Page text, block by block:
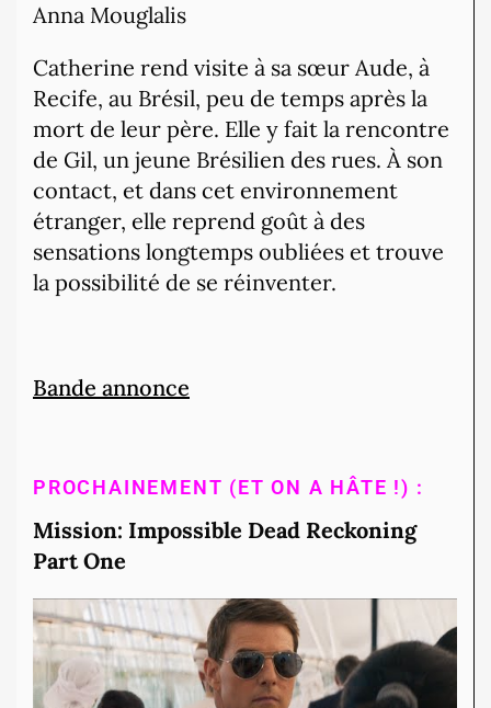
Anna Mouglalis
Catherine rend visite à sa sœur Aude, à
Recife, au Brésil, peu de temps après la
mort de leur père. Elle y fait la rencontre
de Gil, un jeune Brésilien des rues. À son
contact, et dans cet environnement
étranger, elle reprend goût à des
sensations longtemps oubliées et trouve
la possibilité de se réinventer.
Bande annonce
PROCHAINEMENT (ET ON A HÂTE !) :
Mission: Impossible Dead Reckoning
Part One